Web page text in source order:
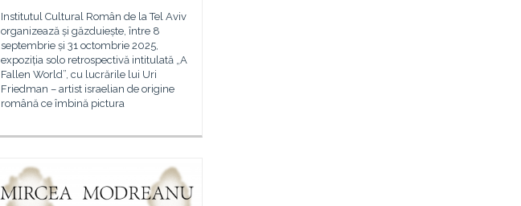
Institutul Cultural Român de la Tel Aviv
organizează și găzduiește, între 8
septembrie și 31 octombrie 2025,
expoziția solo retrospectivă intitulată „A
Fallen World”, cu lucrările lui Uri
Friedman – artist israelian de origine
română ce îmbină pictura